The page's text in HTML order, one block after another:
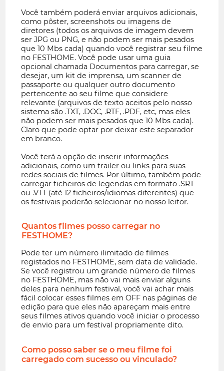
Você também poderá enviar arquivos adicionais,
como pôster, screenshots ou imagens de
diretores (todos os arquivos de imagem devem
ser JPG ou PNG, e não podem ser mais pesados
que 10 Mbs cada) quando você registrar seu filme
no FESTHOME. Você pode usar uma guia
opcional chamada Documentos para carregar, se
desejar, um kit de imprensa, um scanner de
passaporte ou qualquer outro documento
pertencente ao seu filme que considere
relevante (arquivos de texto aceitos pelo nosso
sistema são .TXT, .DOC, .RTF, .PDF, etc, mas eles
não podem ser mais pesados que 10 Mbs cada).
Claro que pode optar por deixar este separador
em branco.
Você terá a opção de inserir informações
adicionais, como um trailer ou links para suas
redes sociais de filmes. Por último, também pode
carregar ficheiros de legendas em formato .SRT
ou .VTT (até 12 ficheiros/idiomas diferentes) que
os festivais poderão selecionar no nosso leitor.
Quantos filmes posso carregar no
FESTHOME?
Pode ter um número ilimitado de filmes
registados no FESTHOME, sem data de validade.
Se você registrou um grande número de filmes
no FESTHOME, mas não vai mais enviar alguns
deles para nenhum festival, você vai achar mais
fácil colocar esses filmes em OFF nas páginas de
edição para que eles não apareçam mais entre
seus filmes ativos quando você iniciar o processo
de envio para um festival propriamente dito.
Como posso saber se o meu filme foi
carregado com sucesso ou vinculado?